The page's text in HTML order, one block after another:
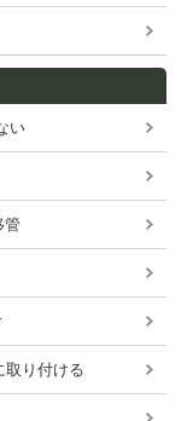
い
管
取り付ける